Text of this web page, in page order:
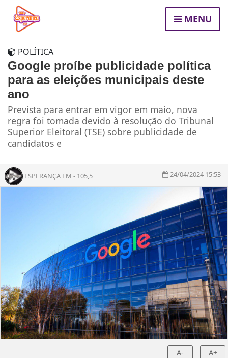
MENU
POLÍTICA
Google proíbe publicidade política
para as eleições municipais deste
ano
Prevista para entrar em vigor em maio, nova
regra foi tomada devido à resolução do Tribunal
Superior Eleitoral (TSE) sobre publicidade de
candidatos e
ESPERANÇA FM - 105,5 24/04/2024 15:53
A- A+